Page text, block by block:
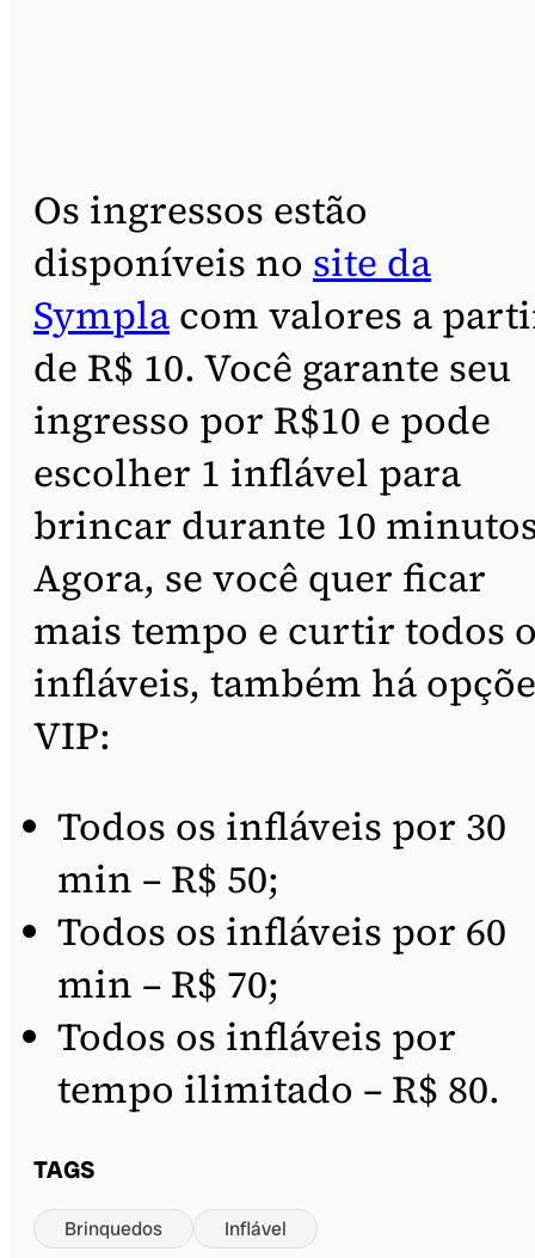
Os ingressos estão
disponíveis no site da
Sympla com valores a
de R$ 10. Você garante seu
ingresso por R$10 e pode
escolher 1 inflável para
brincar durante 10
Agora, se você quer ficar
mais tempo e curtir todos
infláveis, também há
VIP:
Todos os infláveis por 30
min – R$ 50;
Todos os infláveis por 60
min – R$ 70;
Todos os infláveis por
tempo ilimitado – R$ 80.
TAGS
Brinquedos Inflável